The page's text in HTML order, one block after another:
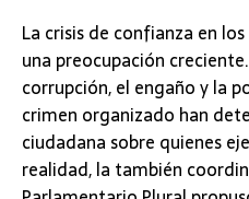
La crisis de confianza en
una preocupación
corrupción, el engaño y la
crimen organizado han
ciudadana sobre quienes
realidad, la también